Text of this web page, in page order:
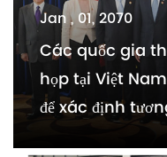
Jan , 01, 2070
Các quốc gia
họp tại Việt
để xác định